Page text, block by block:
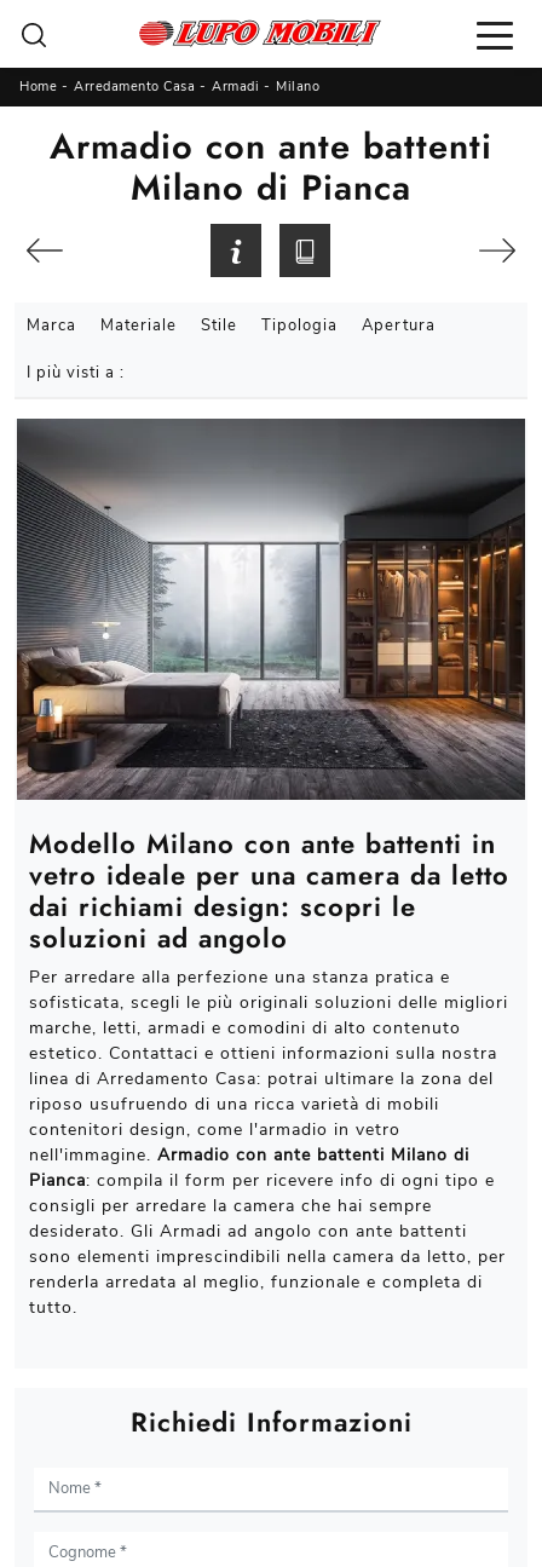
Home - Arredamento Casa - Armadi - Milano
Armadio con ante battenti
Milano di Pianca
Marca Materiale Stile Tipologia Apertura
I più visti a :
Modello Milano con ante battenti in
vetro ideale per una camera da letto
dai richiami design: scopri le
soluzioni ad angolo
Per arredare alla perfezione una stanza pratica e
sofisticata, scegli le più originali soluzioni delle migliori
marche, letti, armadi e comodini di alto contenuto
estetico. Contattaci e ottieni informazioni sulla nostra
linea di Arredamento Casa: potrai ultimare la zona del
riposo usufruendo di una ricca varietà di mobili
contenitori design, come l'armadio in vetro
nell'immagine. Armadio con ante battenti Milano di
Pianca: compila il form per ricevere info di ogni tipo e
consigli per arredare la camera che hai sempre
desiderato. Gli Armadi ad angolo con ante battenti
sono elementi imprescindibili nella camera da letto, per
renderla arredata al meglio, funzionale e completa di
tutto.
Richiedi Informazioni